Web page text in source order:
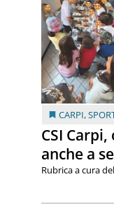
CARPI,
CSI
anche a
Rubrica a cura